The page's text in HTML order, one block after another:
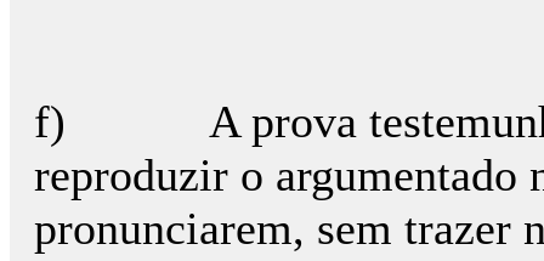
f)
A prova
reproduzir o argumentado
pronunciarem, sem trazer